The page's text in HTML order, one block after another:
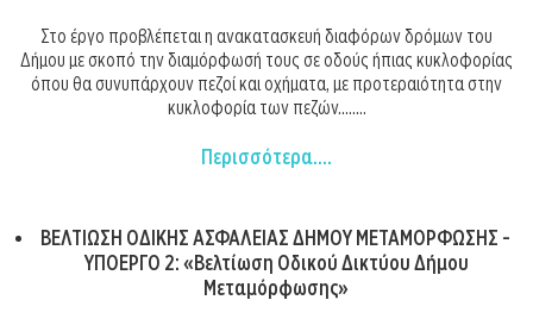
Στο έργο προβλέπεται η ανακατασκευή διαφόρων δρόμων του
Δήμου με σκοπό την διαμόρφωσή τους σε οδούς ήπιας κυκλοφορίας
όπου θα συνυπάρχουν πεζοί και οχήματα, με προτεραιότητα στην
κυκλοφορία των πεζών........
Περισσότερα....
ΒΕΛΤΙΩΣΗ ΟΔΙΚΗΣ ΑΣΦΑΛΕΙΑΣ ΔΗΜΟΥ ΜΕΤΑΜΟΡΦΩΣΗΣ -
ΥΠΟΕΡΓΟ 2: «Βελτίωση Οδικού Δικτύου Δήμου
Μεταμόρφωσης»